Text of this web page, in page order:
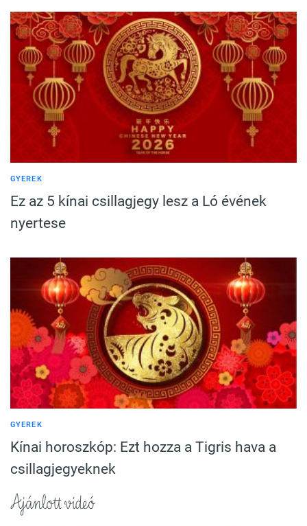
GYEREK
Ez az 5 kínai csillagjegy lesz a Ló évének
nyertese
GYEREK
Kínai horoszkóp: Ezt hozza a Tigris hava a
csillagjegyeknek
Ajánlott videó